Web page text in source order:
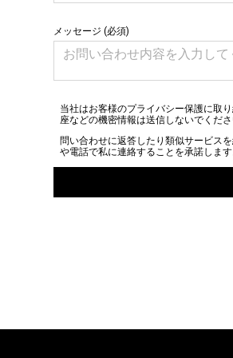
メッセージ (必須)
当社はお客様のプライバシー保護に取
座などの機密情報は送信しないでくださ
問い合わせに返答したり類似サービス
や電話で私に連絡することを承諾します